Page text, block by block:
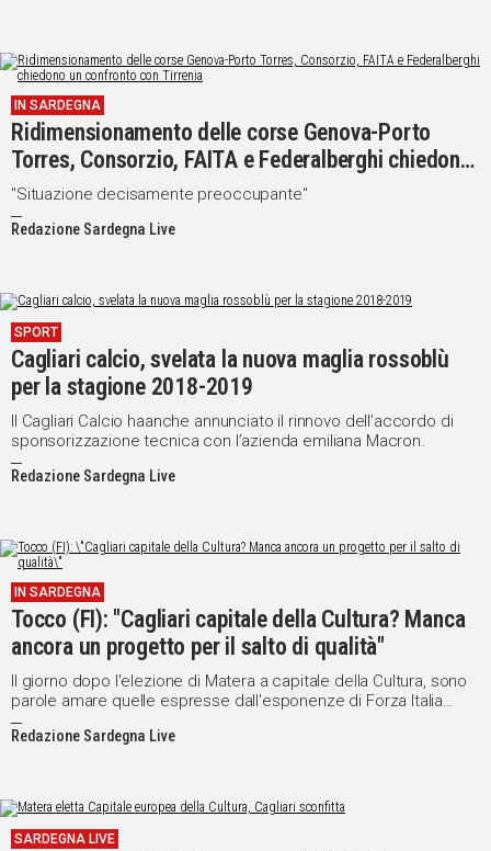
IN SARDEGNA
Ridimensionamento delle corse Genova-Porto
Torres, Consorzio, FAITA e Federalberghi chiedono
un confronto con Tirrenia
"Situazione decisamente preoccupante"
Redazione Sardegna Live
SPORT
Cagliari calcio, svelata la nuova maglia rossoblù
per la stagione 2018-2019
Il Cagliari Calcio haanche annunciato il rinnovo dell’accordo di
sponsorizzazione tecnica con l’azienda emiliana Macron.
Redazione Sardegna Live
IN SARDEGNA
Tocco (FI): "Cagliari capitale della Cultura? Manca
ancora un progetto per il salto di qualità"
Il giorno dopo l'elezione di Matera a capitale della Cultura, sono
parole amare quelle espresse dall'esponenze di Forza Italia
Edoardo Tocco "La sconfitta di Cagliari è una delusione ma
probabilmente sarebbe stato meglio evitare la candidatura della
Redazione Sardegna Live
SARDEGNA LIVE